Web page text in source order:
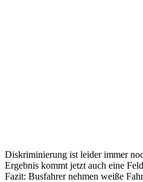
Diskriminierung ist leider immer
Ergebnis kommt jetzt auch eine
Fazit: Busfahrer nehmen weiße